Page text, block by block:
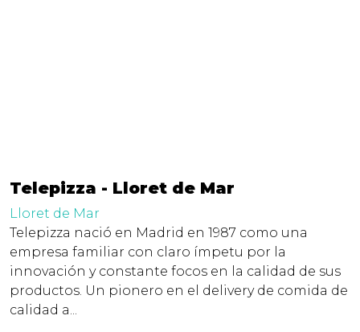
Telepizza - Lloret de Mar
Lloret de Mar
Telepizza nació en Madrid en 1987 como una
empresa familiar con claro ímpetu por la
innovación y constante focos en la calidad de sus
productos. Un pionero en el delivery de comida de
calidad a...